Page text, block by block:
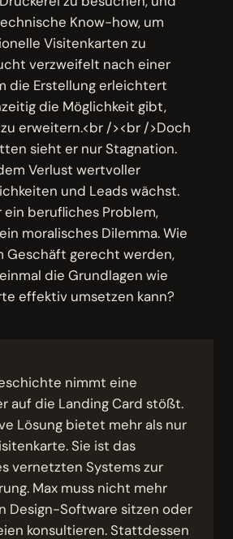
Know-how, um
Visitenkarten zu
verzweifelt nach einer
die Erstellung erleichtert
die Möglichkeit gibt,
erweitern.<br /><br />Doch
sieht er nur Stagnation.
Verlust wertvoller
und Leads wächst.
ein berufliches Problem,
moralisches Dilemma. Wie
Geschäft gerecht werden,
die Grundlagen wie
effektiv umsetzen kann?
nimmt eine
auf die Landing Card stößt.
Lösung bietet mehr als nur
Sie ist das
vernetzten Systems zur
Max muss nicht mehr
Design-Software sitzen oder
konsultieren. Stattdessen